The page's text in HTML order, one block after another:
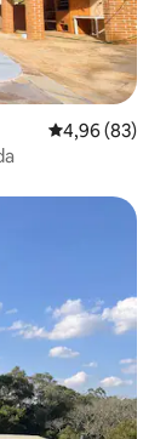
4,96 de uma
4,96 (83)